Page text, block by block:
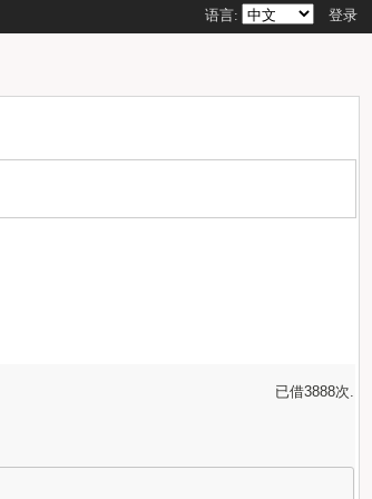
语言: 登录
已借3888次.